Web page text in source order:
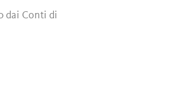
dai Conti di